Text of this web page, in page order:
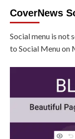
CoverNews
Social menu is not
to Social Menu on